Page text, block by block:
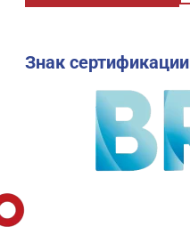
Знак сертификации